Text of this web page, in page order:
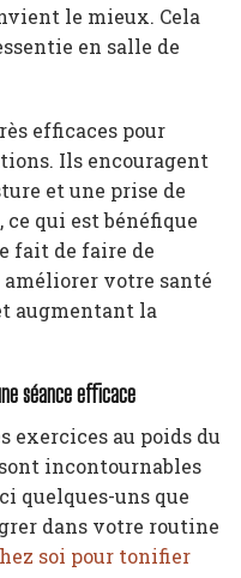
le mieux. Cela
en salle de
efficaces pour
Ils encouragent
et une prise de
qui est bénéfique
fait de faire de
améliorer votre santé
augmentant la
séance efficace
exercices au poids du
incontournables
quelques-uns que
dans votre routine
soi pour tonifier